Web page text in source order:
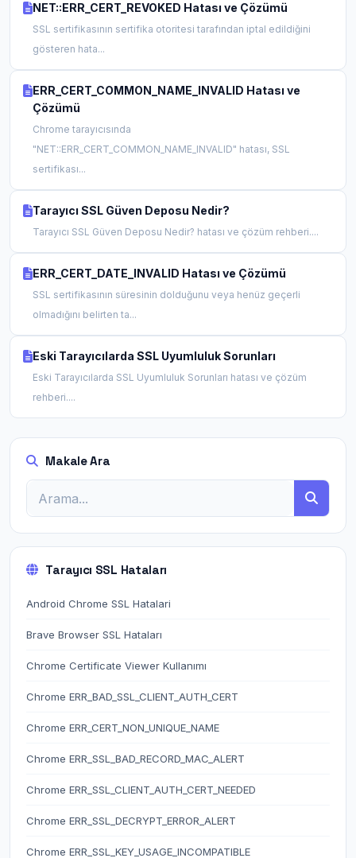
NET::ERR_CERT_REVOKED Hatası ve Çözümü
SSL sertifikasının sertifika otoritesi tarafından iptal edildiğini
gösteren hata...
ERR_CERT_COMMON_NAME_INVALID Hatası ve
Çözümü
Chrome tarayıcısında
"NET::ERR_CERT_COMMON_NAME_INVALID" hatası, SSL
sertifikası...
Tarayıcı SSL Güven Deposu Nedir?
Tarayıcı SSL Güven Deposu Nedir? hatası ve çözüm rehberi....
ERR_CERT_DATE_INVALID Hatası ve Çözümü
SSL sertifikasının süresinin dolduğunu veya henüz geçerli
olmadığını belirten ta...
Eski Tarayıcılarda SSL Uyumluluk Sorunları
Eski Tarayıcılarda SSL Uyumluluk Sorunları hatası ve çözüm
rehberi....
Makale Ara
Tarayıcı SSL Hataları
Android Chrome SSL Hatalari
Brave Browser SSL Hataları
Chrome Certificate Viewer Kullanımı
Chrome ERR_BAD_SSL_CLIENT_AUTH_CERT
Chrome ERR_CERT_NON_UNIQUE_NAME
Chrome ERR_SSL_BAD_RECORD_MAC_ALERT
Chrome ERR_SSL_CLIENT_AUTH_CERT_NEEDED
Chrome ERR_SSL_DECRYPT_ERROR_ALERT
Chrome ERR_SSL_KEY_USAGE_INCOMPATIBLE